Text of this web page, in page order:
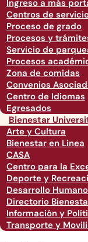
Ingreso a más
Centros de
Proceso de grado
Procesos y
Servicio de
Procesos
Zona de comidas
Convenios
Centro de Idiomas
Egresados
Bienestar
Arte y Cultura
Bienestar en Linea
CASA
Centro para la
Deporte y
Desarrollo Humano
Directorio
Información y
Transporte y